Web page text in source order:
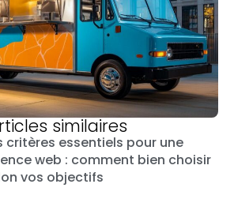
similaires
critères essentiels pour une
web : comment bien choisir
vos objectifs